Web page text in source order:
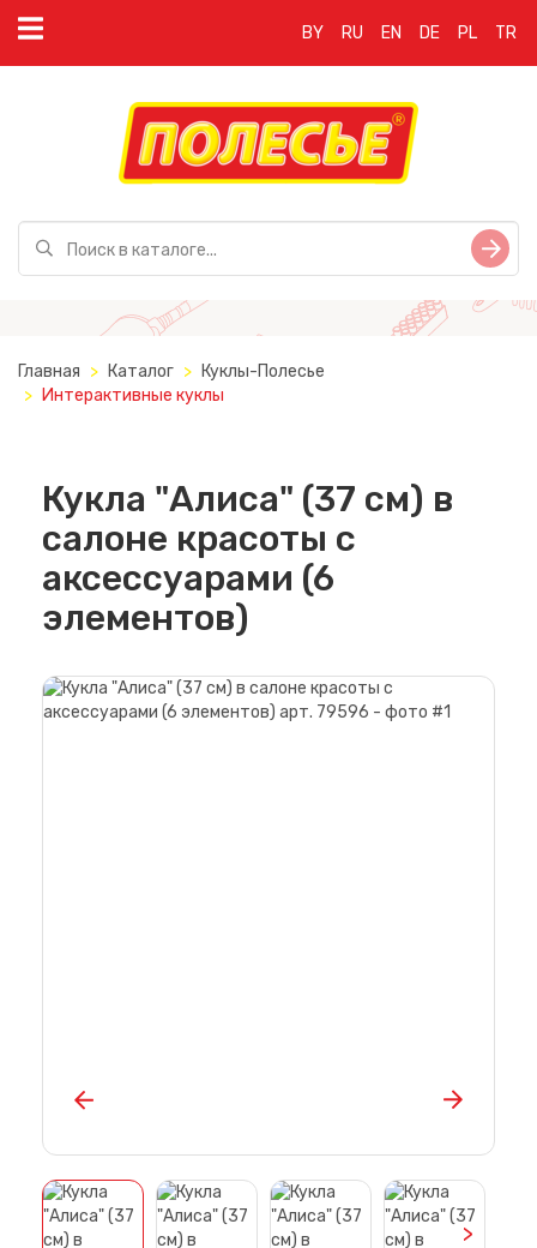
BY RU EN DE PL TR
Главная Каталог
Куклы-Полесье
Интерактивные куклы
Кукла "Алиса" (37 см) в
салоне красоты с
аксессуарами (6
элементов)
>